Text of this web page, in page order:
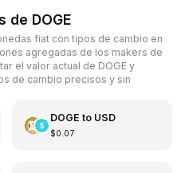
de DOGE
fiat con tipos de cambio en
agregadas de los makers de
el valor actual de DOGE y
de cambio precisos y sin
DOGE to USD
$0.07